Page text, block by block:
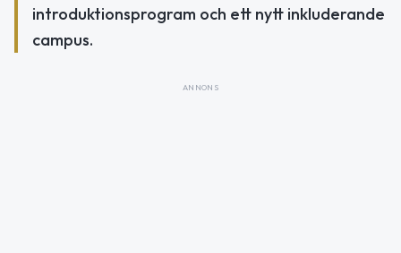
introduktionsprogram och ett nytt inkluderande
campus.
ANNONS